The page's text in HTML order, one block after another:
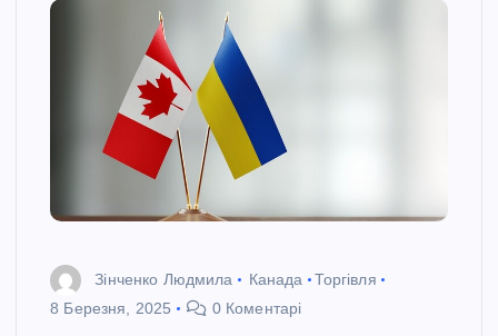
Зінченко Людмила Канада
Торгівля
8 Березня, 2025
0 Коментарі